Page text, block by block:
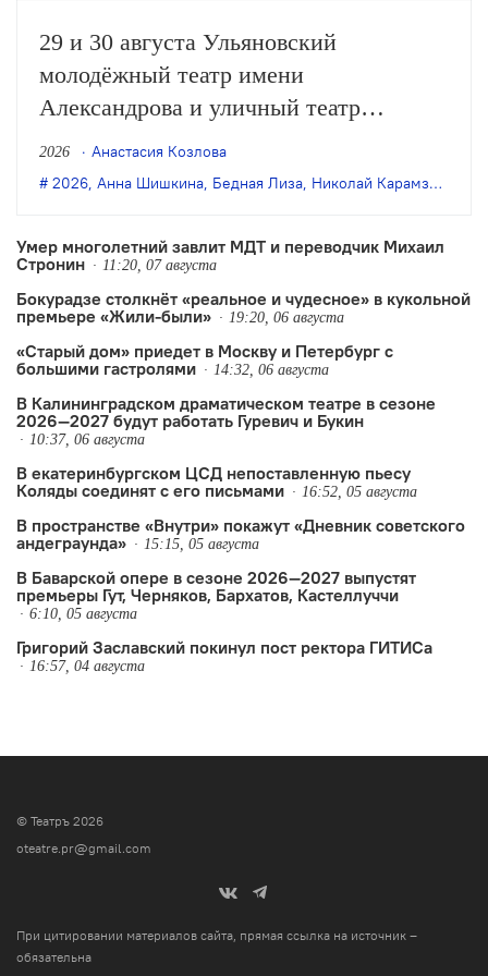
29 и 30 августа Ульяновский
молодёжный театр имени
Александрова и уличный театр
«Странствующие куклы господина
Пэжо» из Санкт-Петербурга покажут
«Бедная Лиза» по одноимённой
повести Карамзина. Постановка
станет одним из центральных событий
улицу».
2026
Анастасия Козлова
2026, Анна Шишкина, Бедная Лиза, Николай Карамзин
Умер многолетний завлит МДТ и переводчик Михаил
Стронин
11:20, 07 августа
Бокурадзе столкнëт «реальное и чудесное» в кукольной
премьере «Жили-были»
19:20, 06 августа
«Старый дом» приедет в Москву и Петербург с
большими гастролями
14:32, 06 августа
В Калининградском драматическом театре в сезоне
2026—2027 будут работать Гуревич и Букин
10:37, 06 августа
В екатеринбургском ЦСД непоставленную пьесу
Коляды соединят с его письмами
16:52, 05 августа
В пространстве «Внутри» покажут «Дневник советского
андеграунда»
15:15, 05 августа
В Баварской опере в сезоне 2026—2027 выпустят
премьеры Гут, Черняков, Бархатов, Кастеллуччи
6:10, 05 августа
Григорий Заславский покинул пост ректора ГИТИСа
16:57, 04 августа
© Театръ 2026
oteatre.pr@gmail.com
При цитировании материалов сайта, прямая ссылка на источник –
обязательна